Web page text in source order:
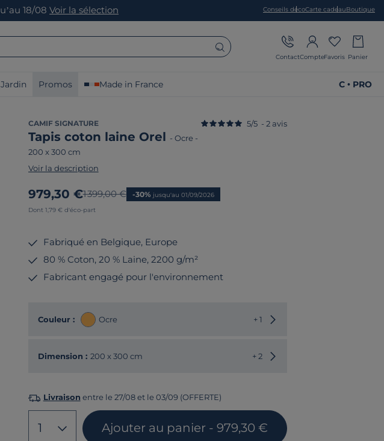
18/08 Voir la sélection Conseils décoCarte cadeauBoutique
ContactCompteFavoris Panier
Jardin Promos Made in France C • PRO
CAMIF SIGNATURE
Tapis coton laine Orel - Ocre -
200 x 300 cm
5/5 - 2 avis
Voir la description
Nouveau prix
979,30 €Ancien prix
1 399,00 € -30% jusqu'au 01/09/2026
Dont 1,79 € d'éco-part
Fabriqué en Belgique, Europe
80 % Coton, 20 % Laine, 2200 g/m²
Fabricant engagé pour l'environnement
Couleur : Ocre + 1 Choisir une autre couleur
Dimension : 200 x 300 cm + 2 Choisir une autre dimension
Livraison entre le 27/08 et le 03/09 (OFFERTE)
1 Ajouter au panier - 979,30 €